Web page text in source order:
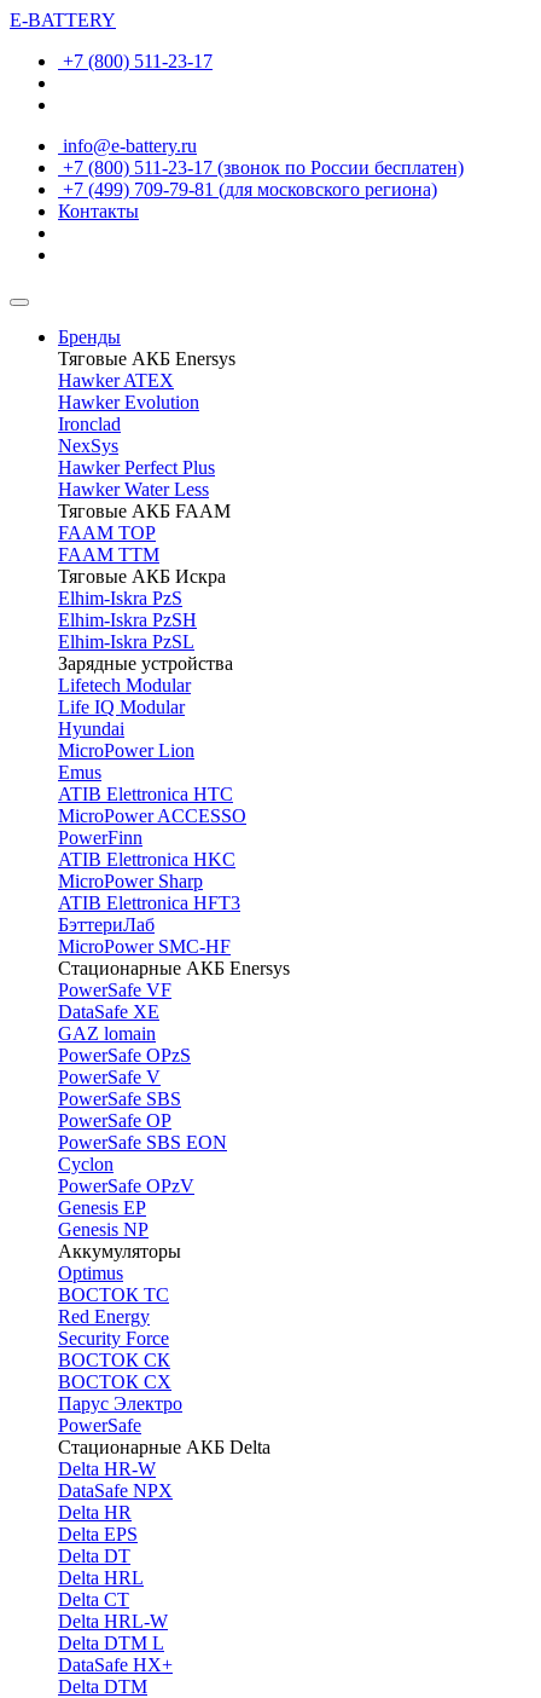
E-BATTERY
+7 (800) 511-23-17
info@e-battery.ru
+7 (800) 511-23-17 (звонок по России бесплатен)
+7 (499) 709-79-81 (для московского региона)
Контакты
Бренды
Тяговые АКБ Enersys
Hawker ATEX
Hawker Evolution
Ironclad
NexSys
Hawker Perfect Plus
Hawker Water Less
Тяговые АКБ FAAM
FAAM TOP
FAAM TTM
Тяговые АКБ Искра
Elhim-Iskra PzS
Elhim-Iskra PzSH
Elhim-Iskra PzSL
Зарядные устройства
Lifetech Modular
Life IQ Modular
Hyundai
MicroPower Lion
Emus
ATIB Elettronica HTC
MicroPower ACCESSO
PowerFinn
ATIB Elettronica HKC
MicroPower Sharp
ATIB Elettronica HFT3
БэттериЛаб
MicroPower SMC-HF
Стационарные АКБ Enersys
PowerSafe VF
DataSafe XE
GAZ lomain
PowerSafe OPzS
PowerSafe V
PоwerSafe SBS
PowerSafe OP
PоwerSafe SBS EON
Cyclon
PowerSafe OPzV
Genesis EP
Genesis NP
Аккумуляторы
Optimus
ВОСТОК ТС
Red Energy
Security Force
ВОСТОК СК
ВОСТОК СХ
Парус Электро
PowerSafe
Стационарные АКБ Delta
Delta HR-W
DataSafe NPX
Delta HR
Delta EPS
Delta DT
Delta HRL
Delta CT
Delta HRL-W
Delta DTM L
DataSafe HX+
Delta DTM